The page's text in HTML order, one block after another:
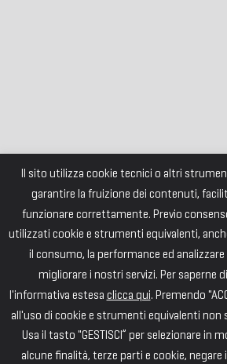
Il sito utilizza cookie tecnici o altri
garantire la fruizione dei contenuti,
funzionare correttamente. Previo
utilizzati cookie e strumenti equivalenti,
il consumo, la performance ed
migliorare i nostri servizi. Per saperne
l'informativa estesa clicca qui. Premendo
all'uso di cookie e strumenti equivalenti
Usa il tasto "GESTISCI” per selezionare in
alcune finalità, terze parti e cookie, negare